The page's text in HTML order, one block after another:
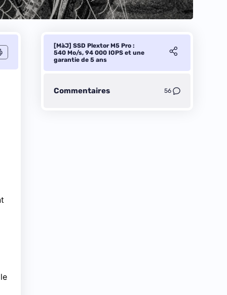
[MàJ] SSD Plextor M5 Pro :
540 Mo/s, 94 000 IOPS et une
garantie de 5 ans
Commentaires 56